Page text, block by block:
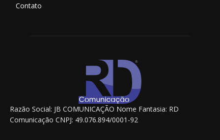
Contato
Razão Social: JB COMUNICAÇÃO Nome Fantasia: RD
Comunicação CNPJ: 49.076.894/0001-92